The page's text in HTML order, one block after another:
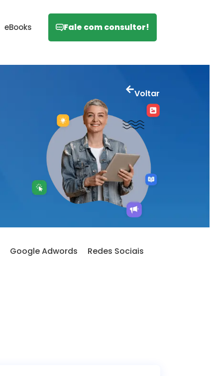
eBooks Fale com consultor!
Voltar
Google Adwords Redes Sociais